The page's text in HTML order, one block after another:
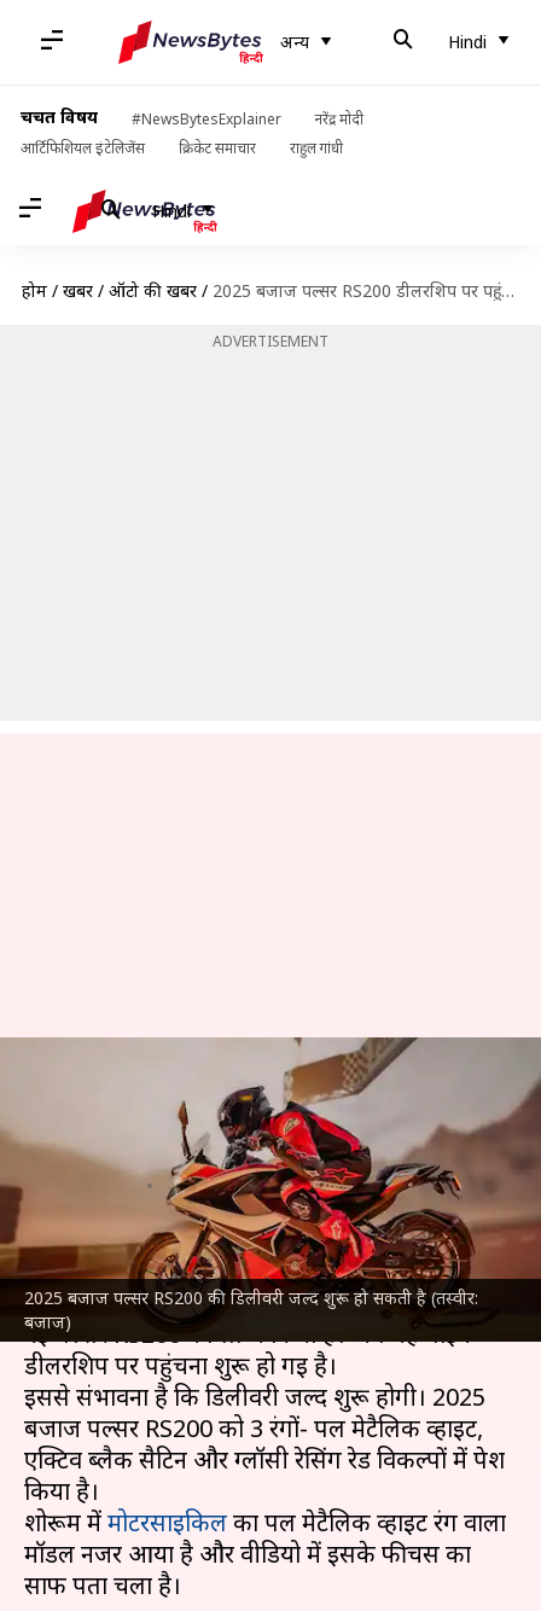
अन्य Hindi
चर्चित विषय #NewsBytesExplainer
नरेंद्र मोदी
आर्टिफिशियल इंटेलिजेंस
क्रिकेट समाचार राहुल गांधी
Hindi
होम / खबरें / ऑटो की खबरें / 2025 बजाज पल्सर RS200 डीलरशिप पर पहुंचना शुरू, जल्द होगी डिलीवरी
ADVERTISEMENT
2025 बजाज पल्सर RS200 की डिलीवरी जल्द शुरू हो सकती है (तस्वीर:
बजाज)
2025 बजाज पल्सर RS200
डीलरशिप पर पहुंचना शुरू, जल्द होगी
डिलीवरी
Jan 13, 2025 03:13 pm
क्या है खबर?
दोपहिया वाहन निर्माताबजाजने एक दशक बाद अपनी
नई पल्सर RS200 को लॉन्च किया है। अब यह बाइक
डीलरशिप पर पहुंचना शुरू हो गई है।
इससे संभावना है कि डिलीवरी जल्द शुरू होगी। 2025
बजाज पल्सर RS200 को 3 रंगों- पर्ल मेटैलिक व्हाइट,
एक्टिव ब्लैक सैटिन और ग्लॉसी रेसिंग रेड विकल्पों में पेश
किया है।
शोरूम मेंमोटरसाइकिलका पर्ल मेटैलिक व्हाइट रंग वाला
मॉडल नजर आया है और वीडियो में इसके फीचर्स का